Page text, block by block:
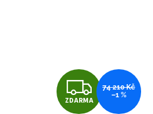
Z
ZDARMA
74 210 Kč
–1 %